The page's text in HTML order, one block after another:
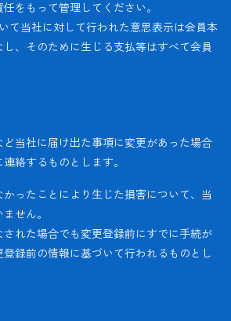
をもって管理してください。
て当社に対して行われた意思表示は会員本
、そのために生じる支払等はすべて会員
当社に届け出た事項に変更があった場合
絡するものとします。
ったことにより生じた損害について、当
せん。
された場合でも変更登録前にすでに手続が
録前の情報に基づいて行われるものとし